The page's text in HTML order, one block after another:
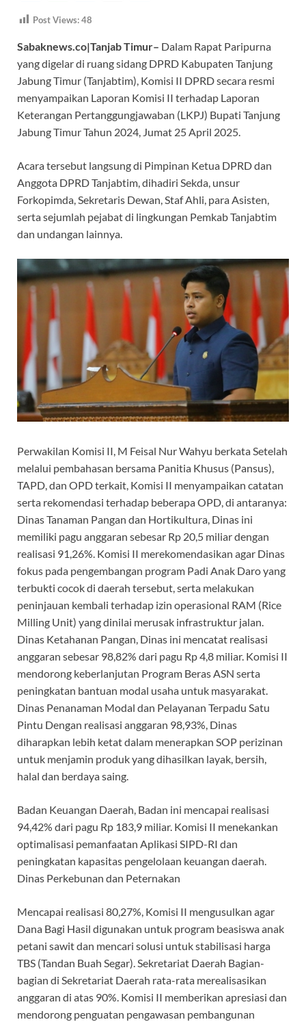
ac
e
b
o
o
k
at
s
A
p
p
n
g
er
gr
a
m
Post Views:48
Sabaknews.co|Tanjab Timur– Dalam Rapat Paripurna
yang digelar di ruang sidang DPRD Kabupaten Tanjung
Jabung Timur (Tanjabtim), Komisi II DPRD secara resmi
menyampaikan Laporan Komisi II terhadap Laporan
Keterangan Pertanggungjawaban (LKPJ) Bupati Tanjung
Jabung Timur Tahun 2024, Jumat 25 April 2025.
Acara tersebut langsung di Pimpinan Ketua DPRD dan
Anggota DPRD Tanjabtim, dihadiri Sekda, unsur
Forkopimda, Sekretaris Dewan, Staf Ahli, para Asisten,
serta sejumlah pejabat di lingkungan Pemkab Tanjabtim
dan undangan lainnya.
Perwakilan Komisi II, M Feisal Nur Wahyu berkata Setelah
melalui pembahasan bersama Panitia Khusus (Pansus),
TAPD, dan OPD terkait, Komisi II menyampaikan catatan
serta rekomendasi terhadap beberapa OPD, di antaranya:
Dinas Tanaman Pangan dan Hortikultura, Dinas ini
memiliki pagu anggaran sebesar Rp 20,5 miliar dengan
realisasi 91,26%. Komisi II merekomendasikan agar Dinas
fokus pada pengembangan program Padi Anak Daro yang
terbukti cocok di daerah tersebut, serta melakukan
peninjauan kembali terhadap izin operasional RAM (Rice
Milling Unit) yang dinilai merusak infrastruktur jalan.
Dinas Ketahanan Pangan, Dinas ini mencatat realisasi
anggaran sebesar 98,82% dari pagu Rp 4,8 miliar. Komisi II
mendorong keberlanjutan Program Beras ASN serta
peningkatan bantuan modal usaha untuk masyarakat.
Dinas Penanaman Modal dan Pelayanan Terpadu Satu
Pintu Dengan realisasi anggaran 98,93%, Dinas
diharapkan lebih ketat dalam menerapkan SOP perizinan
untuk menjamin produk yang dihasilkan layak, bersih,
halal dan berdaya saing.
Badan Keuangan Daerah, Badan ini mencapai realisasi
94,42% dari pagu Rp 183,9 miliar. Komisi II menekankan
optimalisasi pemanfaatan Aplikasi SIPD-RI dan
peningkatan kapasitas pengelolaan keuangan daerah.
Dinas Perkebunan dan Peternakan
Mencapai realisasi 80,27%, Komisi II mengusulkan agar
Dana Bagi Hasil digunakan untuk program beasiswa anak
petani sawit dan mencari solusi untuk stabilisasi harga
TBS (Tandan Buah Segar). Sekretariat Daerah Bagian-
bagian di Sekretariat Daerah rata-rata merealisasikan
anggaran di atas 90%. Komisi II memberikan apresiasi dan
mendorong penguatan pengawasan pembangunan